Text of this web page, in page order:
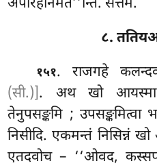
अपरिहानमेत’’न्ति. सत्तमं.
८.
१५१. राजगहे
(सी.)]. अथ खो आयस्मा
तेनुपसङ्कमि ; उपसङ्कमित्वा
निसीदि. एकमन्तं निसिन्नं
एतदवोच – ‘‘ओवद,